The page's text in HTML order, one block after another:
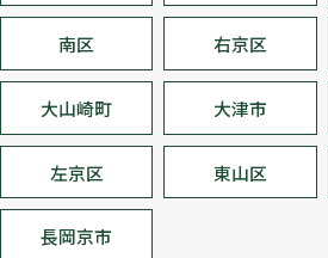
南区 右京区
大山崎町 大津市
左京区 東山区
長岡京市